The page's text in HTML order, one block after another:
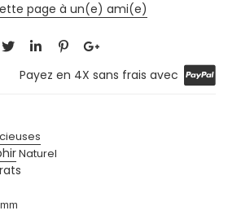
page à un(e) ami(e)
Payez en 4X sans frais avec
Naturel